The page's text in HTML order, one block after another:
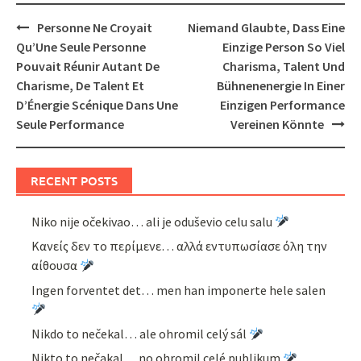
Post
navigation
Personne Ne Croyait
Qu’Une Seule Personne
Pouvait Réunir Autant De
Charisme, De Talent Et
D’Énergie Scénique Dans Une
Seule Performance
Niemand Glaubte, Dass Eine
Einzige Person So Viel
Charisma, Talent Und
Bühnenenergie In Einer
Einzigen Performance
Vereinen Könnte
RECENT POSTS
Niko nije očekivao… ali je oduševio celu salu
Κανείς δεν το περίμενε… αλλά εντυπωσίασε όλη την
αίθουσα
Ingen forventet det… men han imponerte hele salen
Nikdo to nečekal… ale ohromil celý sál